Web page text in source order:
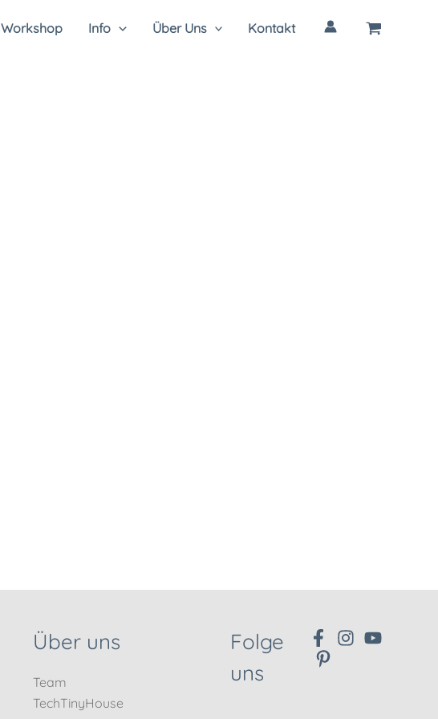
Workshop Info Über Uns Kontakt
Über uns
Team
TechTinyHouse
Folge
uns